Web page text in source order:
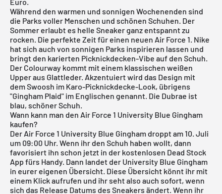
Während den warmen und sonnigen Wochenenden sind
die Parks voller Menschen und schönen Schuhen. Der
Sommer erlaubt es helle Sneaker ganz entspannt zu
rocken. Die perfekte Zeit für einen neuen Air Force 1. Nike
hat sich auch von sonnigen Parks inspirieren lassen und
bringt den karierten Picknickdecken-Vibe auf den Schuh.
Der Colourway kommt mit einem klassischen weißen
Upper aus Glattleder. Akzentuiert wird das Design mit
dem Swoosh im Karo-Picknickdecke-Look, übrigens
"Gingham Plaid" im Englischen genannt. Die Dubrae ist
blau, schöner Schuh.
Wann kann man den Air Force 1 University Blue Gingham
kaufen?
Der Air Force 1 University Blue Gingham droppt am 10. Juli
um 09:00 Uhr. Wenn ihr den Schuh haben wollt, dann
favorisiert ihn schon jetzt in der kostenlosen Dead Stock
App fürs Handy. Dann landet der University Blue Gingham
in eurer eigenen Übersicht. Diese Übersicht könnt ihr mit
einem Klick aufrufen und ihr seht also auch sofort, wenn
sich das Release Datums des Sneakers ändert. Wenn ihr